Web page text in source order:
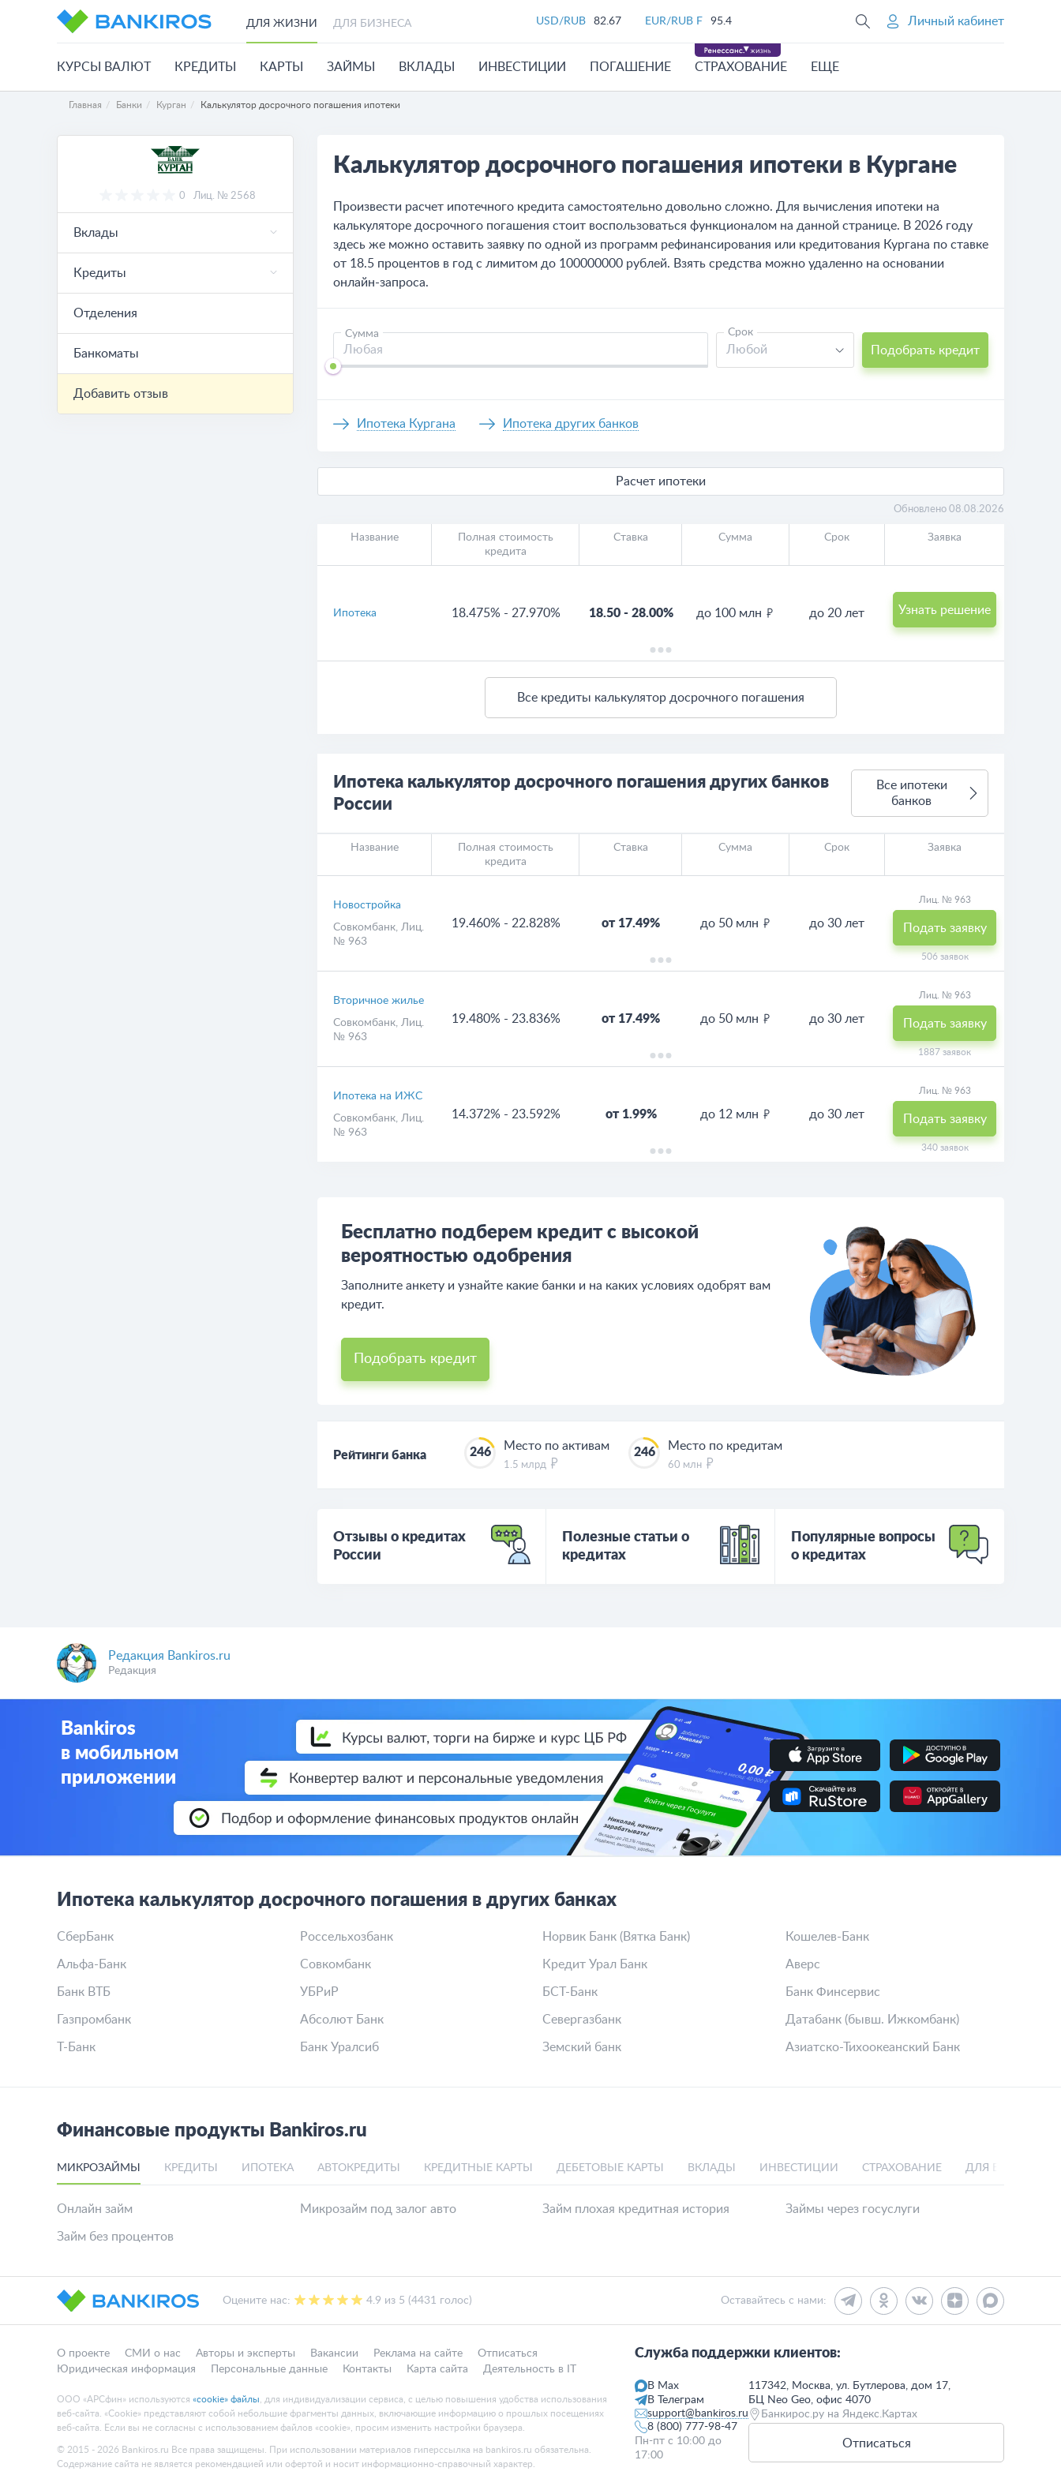
ДЛЯ ЖИЗНИ ДЛЯ БИЗНЕСА USD/RUB 82.67 EUR/RUB F 95.4 Личный кабинет
КУРСЫ ВАЛЮТ КРЕДИТЫ КАРТЫ ЗАЙМЫ ВКЛАДЫ ИНВЕСТИЦИИ ПОГАШЕНИЕ СТРАХОВАНИЕ ЕЩЕ
Главная Банки Курган Калькулятор досрочного погашения ипотеки
0 Лиц. № 2568
Вклады
Кредиты
Отделения
Банкоматы
Добавить отзыв
Калькулятор досрочного погашения ипотеки в Кургане
Произвести расчет ипотечного кредита самостоятельно довольно сложно. Для вычисления ипотеки на
калькуляторе досрочного погашения стоит воспользоваться функционалом на данной странице. В 2026 году
здесь же можно оставить заявку по одной из программ рефинансирования или кредитования Кургана по ставке
от 18.5 процентов в год с лимитом до 100000000 рублей. Взять средства можно удаленно на основании
онлайн-запроса.
Сумма Срок
Любой Подобрать кредит
Ипотека Кургана Ипотека других банков
Расчет ипотеки
Обновлено 08.08.2026
Название
Полная стоимость
кредита
Ставка Сумма Срок Заявка
Ипотека 18.475% - 27.970% 18.50- 28.00% до 100 млн до 20 лет Узнать решение
Все кредиты калькулятор досрочного погашения
Ипотека калькулятор досрочного погашения других банков
России
Все ипотеки
банков
Название
Полная стоимость
кредита
Ставка Сумма Срок Заявка
Новостройка
Совкомбанк, Лиц.
№ 963
19.460% - 22.828% от 17.49% до 50 млн до 30 лет
Лиц. № 963
Подать заявку
506 заявок
Вторичное жилье
Совкомбанк, Лиц.
№ 963
19.480% - 23.836% от 17.49% до 50 млн до 30 лет
Лиц. № 963
Подать заявку
1887 заявок
Ипотека на ИЖС
Совкомбанк, Лиц.
№ 963
14.372% - 23.592% от 1.99% до 12 млн до 30 лет
Лиц. № 963
Подать заявку
340 заявок
Бесплатно подберем кредит с высокой
вероятностью одобрения
Заполните анкету и узнайте какие банки и на каких условиях одобрят вам
кредит.
Подобрать кредит
Рейтинги банка 246 Место по активам
1.5 млрд
246 Место по кредитам
60 млн
Отзывы о кредитах
России
Полезные статьи о
кредитах
Популярные вопросы
о кредитах
Редакция Bankiros.ru
Редакция
Bankiros
в мобильном
приложении
Ипотека калькулятор досрочного погашения в других банках
СберБанк
Альфа-Банк
Банк ВТБ
Газпромбанк
Т-Банк
Россельхозбанк
Совкомбанк
УБРиР
Абсолют Банк
Банк Уралсиб
Норвик Банк (Вятка Банк)
Кредит Урал Банк
БСТ-Банк
Севергазбанк
Земский банк
Кошелев-Банк
Аверс
Банк Финсервис
Датабанк (бывш. Ижкомбанк)
Азиатско-Тихоокеанский Банк
Финансовые продукты Bankiros.ru
МИКРОЗАЙМЫ КРЕДИТЫ ИПОТЕКА АВТОКРЕДИТЫ КРЕДИТНЫЕ КАРТЫ ДЕБЕТОВЫЕ КАРТЫ ВКЛАДЫ ИНВЕСТИЦИИ СТРАХОВАНИЕ ДЛЯ БИЗНЕСА
Онлайн займ
Займ без процентов
Микрозайм под залог авто Займ плохая кредитная история Займы через госуслуги
Оцените нас: 4.9 из 5 (4431 голос) Оставайтесь с нами:
О проекте СМИ о нас Авторы и эксперты Вакансии Реклама на сайте
Отписаться
Юридическая информация
Персональные данные Контакты Карта сайта Деятельность в IT
ООО «АРСфин» используются «cookie» файлы , для индивидуализации сервиса, с целью повышения удобства использования
веб-сайта. «Cookie» представляют собой небольшие фрагменты данных, включающие информацию о прошлых посещениях
веб-сайта. Если вы не согласны с использованием файлов «cookie», просим изменить настройки браузера.
© 2015 - 2026 Bankiros.ru Все права защищены. При использовании материалов гиперссылка на bankiros.ru обязательна.
Содержание сайта не является рекомендацией или офертой и носит информационно-справочный характер.
Служба поддержки клиентов:
В Max
В Телеграм
support@bankiros.ru
8 (800) 777-98-47
Пн-пт с 10:00 до
17:00
117342, Москва, ул. Бутлерова, дом 17,
БЦ Neo Geo, офис 4070
Банкирос.ру на Яндекс.Картах
Отписаться